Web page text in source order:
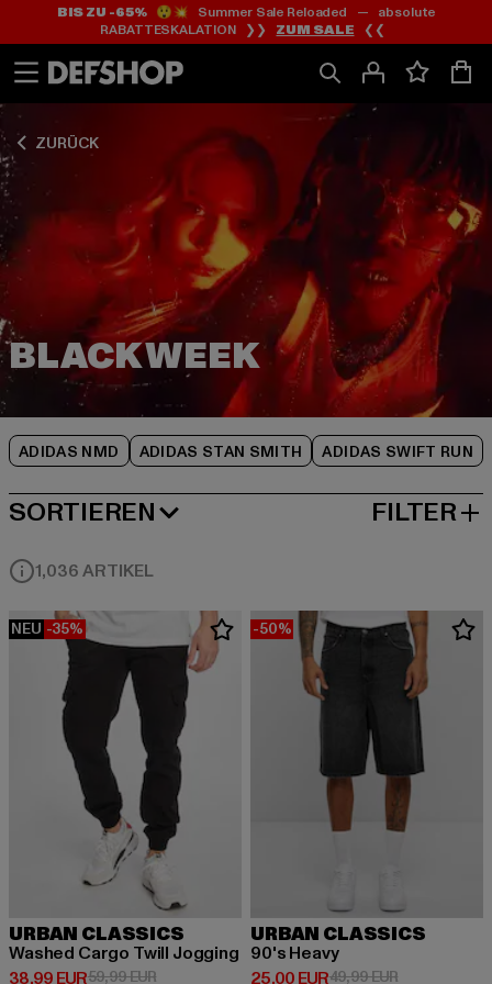
Zum
Inhalt
springen
Zum
Fußzeile
springen
BIS ZU -65%😲💥 Summer Sale Reloaded — absolute
RABATTESKALATION ❯❯ ZUM SALE ❮❮
ZURÜCK
ADIDAS NMD ADIDAS STAN SMITH ADIDAS SWIFT RUN
Zum
Produktraster
springen
SORTIEREN
BELIEBTESTE FILTER
1,036 ARTIKEL
NEU -35%
URBAN CLASSICS
Washed Cargo Twill Jogging
38,99 EUR
Derzeitiger Preis: 38,99 EUR
59,99 EURAktionspreis: 59,99 EUR
-50%
URBAN CLASSICS
90's Heavy
25,00 EUR
Derzeitiger Preis: 25,00 EUR
49,99 EURAktionspreis: